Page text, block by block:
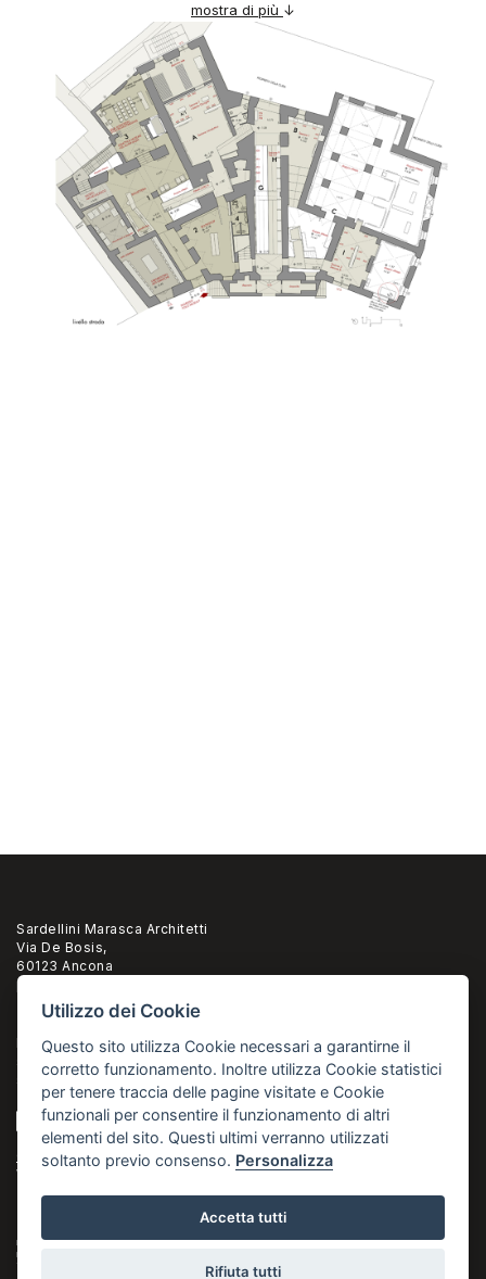
mostra di più ↓
Sardellini Marasca Architetti
Via De Bosis,
60123 Ancona
pi 02294960428
F.+39 071 2082631
studio@sardellinimarasca.com
sardellinimarasca@pec.it
Cookies
Webdesign:
m_cingolani v_pandico
La riproduzione di tutte le fotografie e dei testi di questo sito è vietata. Le immagini fotografiche ed i testi non
possono essere riprodotti elettronicamente o digitalmente, non possono essere archiviate né trasmesse in alcuna
forma e con alcun mezzo.
Utilizzo dei Cookie
Questo sito utilizza Cookie necessari a garantirne il
corretto funzionamento. Inoltre utilizza Cookie statistici
per tenere traccia delle pagine visitate e Cookie
funzionali per consentire il funzionamento di altri
elementi del sito. Questi ultimi verranno utilizzati
soltanto previo consenso. Personalizza
Accetta tutti
Rifiuta tutti